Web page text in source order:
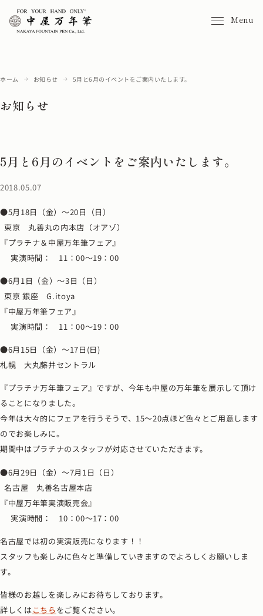
Menu
ホーム お知らせ 5月と6月のイベントをご案内いたします。
お知らせ
5月と6月のイベントをご案内いたします。
2018.05.07
●5月18日（金）～20日（日）
東京 丸善丸の内本店（オアゾ）
『プラチナ＆中屋万年筆フェア』
実演時間： 11：00～19：00
●6月1日（金）～3日（日）
東京 銀座 G.itoya
『中屋万年筆フェア』
実演時間： 11：00～19：00
●6月15日（金）～17日(日)
札幌 大丸藤井セントラル
『プラチナ万年筆フェア』ですが、今年も中屋の万年筆を展示して頂け
ることになりました。
今年は大々的にフェアを行うそうで、15～20点ほど色々とご用意します
のでお楽しみに。
期間中はプラチナのスタッフが対応させていただきます。
●6月29日（金）～7月1日（日）
名古屋 丸善名古屋本店
『中屋万年筆実演販売会』
実演時間： 10：00～17：00
名古屋では初の実演販売になります！！
スタッフも楽しみに色々と準備していきますのでよろしくお願いしま
す。
皆様のお越しを楽しみにお待ちしております。
詳しくはこちらをご覧ください。